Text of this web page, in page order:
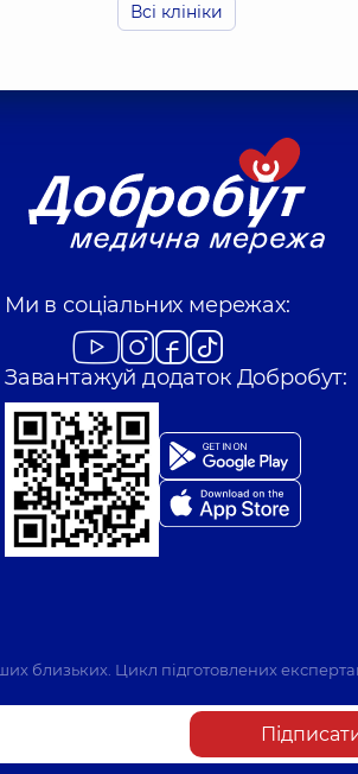
Всі клініки
Ми в соціальних мережах:
Завантажуй додаток Добробут:
близьких. Цикл підготовлених